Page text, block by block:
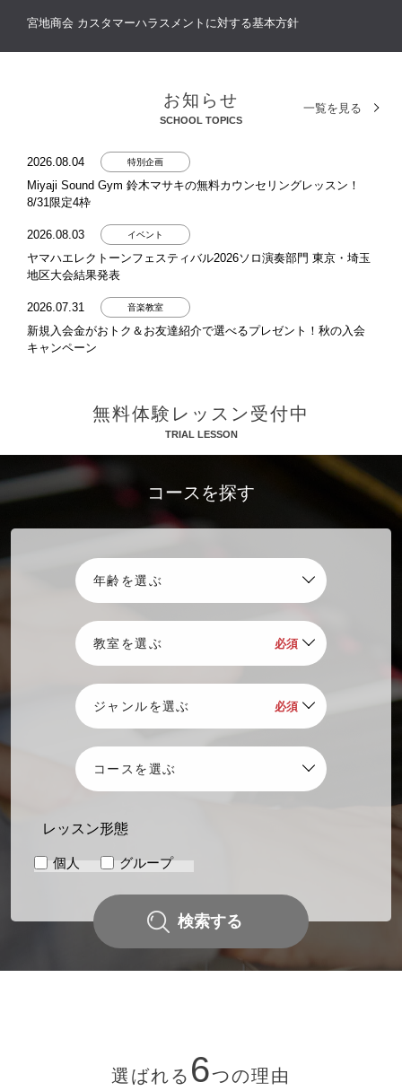
宮地商会 カスタマーハラスメントに対する基本方針
お知らせ
SCHOOL TOPICS
一覧を見る
2026.08.04 特別企画
Miyaji Sound Gym 鈴木マサキの無料カウンセリングレッスン！
8/31限定4枠
2026.08.03 イベント
ヤマハエレクトーンフェスティバル2026ソロ演奏部門 東京・埼玉
地区大会結果発表
2026.07.31 音楽教室
新規入会金がおトク＆お友達紹介で選べるプレゼント！秋の入会
キャンペーン
みんなで迫力のサウンドを奏でよう！「ENJOY！ビッグバンド」
2026.07.24
次世代アーティスト育成アカデミー「MIYAJI CANTERA」無料体
験受付中！
特別企画
2026.06.16
ELECTONE STEP ON STAGEに参加しよう！
音楽教室生徒によるピアノコンサート「はばたけ未来へ」
宮地楽器創業110周年企画「千住真理子&横山幸雄 デュオリサイタ
ル」チケット発売中
学習者グレード日程（2026年5月～2026年11月）
2026年も開催決定！宮地楽器の一大ダンスイベント MIYAJI
DANCE JAM
～優美な音色で人生に彩りを～ 宮地楽器の二胡教室
無料体験レッスン受付中
TRIAL LESSON
コースを探す
レッスン形態
個人 グループ
検索する
選ばれる 6つの理由